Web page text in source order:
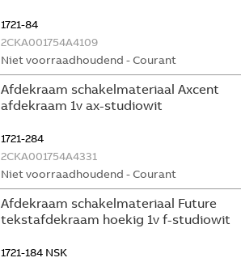
1721-84
2CKA001754A4109
Niet voorraadhoudend - Courant
Afdekraam schakelmateriaal Axcent
afdekraam 1v ax-studiowit
1721-284
2CKA001754A4331
Niet voorraadhoudend - Courant
Afdekraam schakelmateriaal Future
tekstafdekraam hoekig 1v f-studiowit
1721-184 NSK